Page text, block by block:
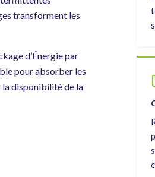
transforment les
d’Énergie par
pour absorber les
disponibilité de la